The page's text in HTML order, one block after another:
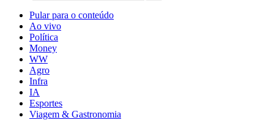
Pular para o conteúdo
Ao vivo
Política
Money
WW
Agro
Infra
IA
Esportes
Viagem & Gastronomia